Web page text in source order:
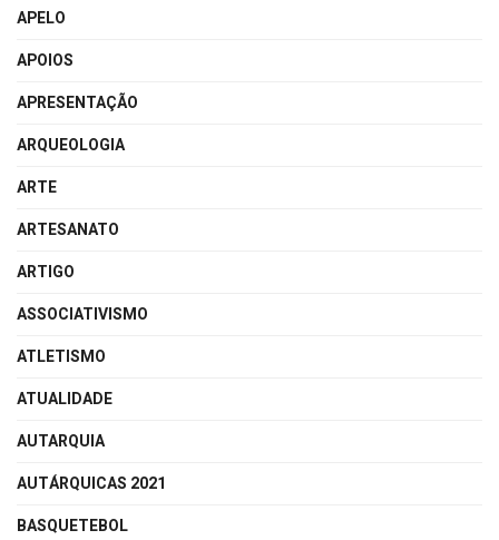
APELO
APOIOS
APRESENTAÇÃO
ARQUEOLOGIA
ARTE
ARTESANATO
ARTIGO
ASSOCIATIVISMO
ATLETISMO
ATUALIDADE
AUTARQUIA
AUTÁRQUICAS 2021
BASQUETEBOL